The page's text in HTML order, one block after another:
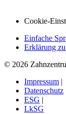
Cookie-
Einfache
Erklärung
© 2026
Impressum |
Datenschutz
ESG |
LkSG